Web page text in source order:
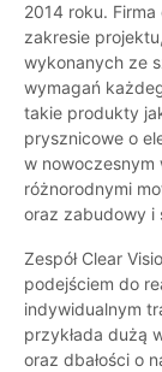
2014 roku.
zakresie
wykonanych ze
wymagań
takie produkty
prysznicowe o
w nowoczesnym
różnorodnymi
oraz zabudowy i
Zespół Clear
podejściem do
indywidualnym
przykłada dużą
oraz dbałości o